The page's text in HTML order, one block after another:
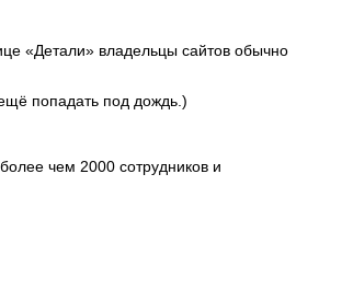
«Детали» владельцы сайтов обычно
попадать под дождь.)
чем 2000 сотрудников и